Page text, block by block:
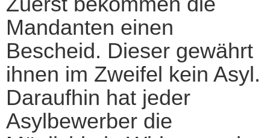
Mandanten einen
Bescheid. Dieser gewährt
ihnen im Zweifel kein Asyl.
Daraufhin hat jeder
Asylbewerber die